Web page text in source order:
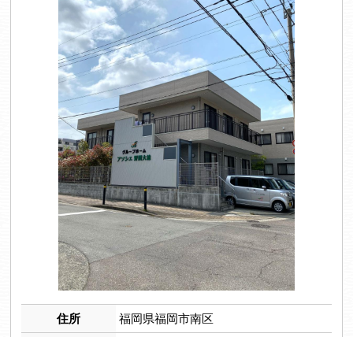
住所 福岡県福岡市南区